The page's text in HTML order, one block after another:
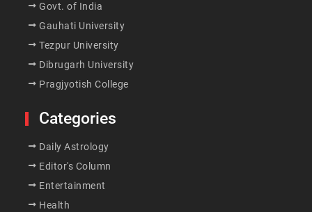
Govt. of India
Gauhati University
Tezpur University
Dibrugarh University
Pragjyotish College
Categories
Daily Astrology
Editor's Column
Entertainment
Health